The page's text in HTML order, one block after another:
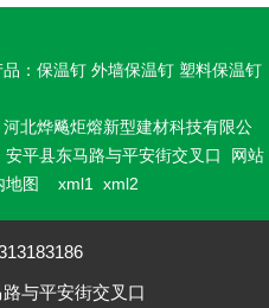
：保温钉 外墙保温钉 塑料保温钉
北烨飚炬熔新型建材科技有限公
平县东马路与平安街交叉口 网站
地图 xml1 xml2
与平安街交叉口